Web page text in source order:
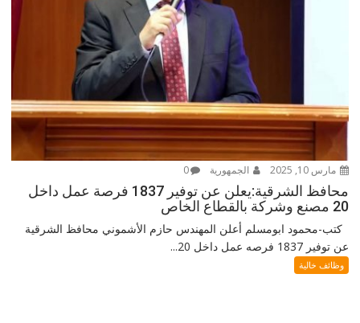
مارس 10, 2025 الجمهورية 0
محافظ الشرقية:يعلن عن توفير 1837 فرصة عمل داخل
20 مصنع وشركة بالقطاع الخاص
كتب-محمود ابومسلم أعلن المهندس حازم الأشموني محافظ الشرقية
عن توفير 1837 فرصه عمل داخل 20...
وظائف خالية